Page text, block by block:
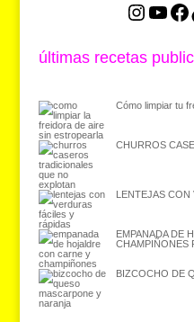
últimas recetas
Cómo limpiar tu
CHURROS
LENTEJAS CON
EMPANADA DE
CHAMPIÑONES
BIZCOCHO DE